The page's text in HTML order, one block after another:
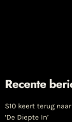
Recente
S10 keert terug
‘De Diepte In’